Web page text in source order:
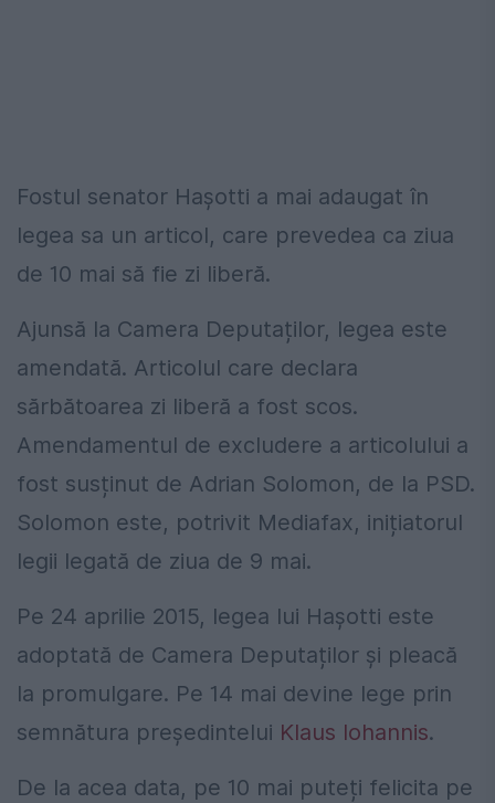
Fostul senator Hașotti a mai adaugat în
legea sa un articol, care prevedea ca ziua
de 10 mai să fie zi liberă.
Ajunsă la Camera Deputaților, legea este
amendată. Articolul care declara
sărbătoarea zi liberă a fost scos.
Amendamentul de excludere a articolului a
fost susținut de Adrian Solomon, de la PSD.
Solomon este, potrivit Mediafax, inițiatorul
legii legată de ziua de 9 mai.
Pe 24 aprilie 2015, legea lui Hașotti este
adoptată de Camera Deputaților și pleacă
la promulgare. Pe 14 mai devine lege prin
semnătura președintelui Klaus Iohannis.
De la acea data, pe 10 mai puteți felicita pe